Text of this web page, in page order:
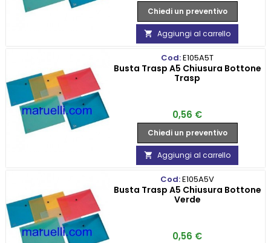
Chiedi un preventivo
 Aggiungi al carrello
Cod:E105A5T
Busta Trasp A5 Chiusura Bottone
Trasp
Prezzo
0,56 €
Chiedi un preventivo
 Aggiungi al carrello
Cod:E105A5V
Busta Trasp A5 Chiusura Bottone
Verde
Prezzo
0,56 €